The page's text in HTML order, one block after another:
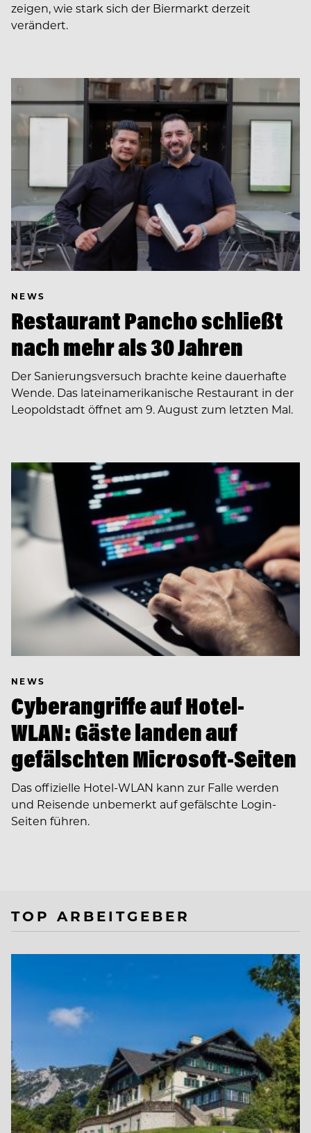
zeigen, wie stark sich der Biermarkt derzeit
verändert.
NEWS
Restaurant Pancho schließt
nach mehr als 30 Jahren
Der Sanierungsversuch brachte keine dauerhafte
Wende. Das lateinamerikanische Restaurant in der
Leopoldstadt öffnet am 9. August zum letzten Mal.
NEWS
Cyberangriffe auf Hotel-
WLAN: Gäste landen auf
gefälschten Microsoft-Seiten
Das offizielle Hotel-WLAN kann zur Falle werden
und Reisende unbemerkt auf gefälschte Login-
Seiten führen.
TOP ARBEITGEBER